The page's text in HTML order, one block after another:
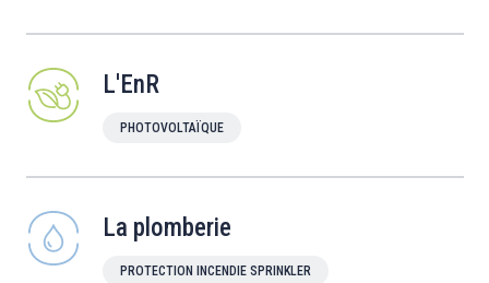
L'EnR
PHOTOVOLTAÏQUE
La plomberie
PROTECTION INCENDIE SPRINKLER